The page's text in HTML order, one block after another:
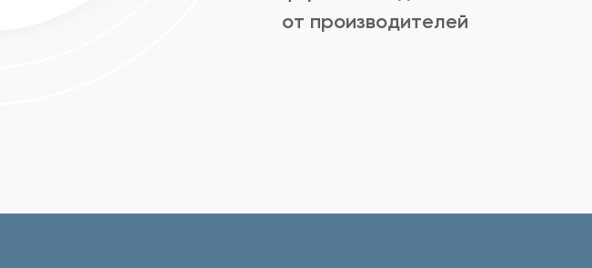
от производителей